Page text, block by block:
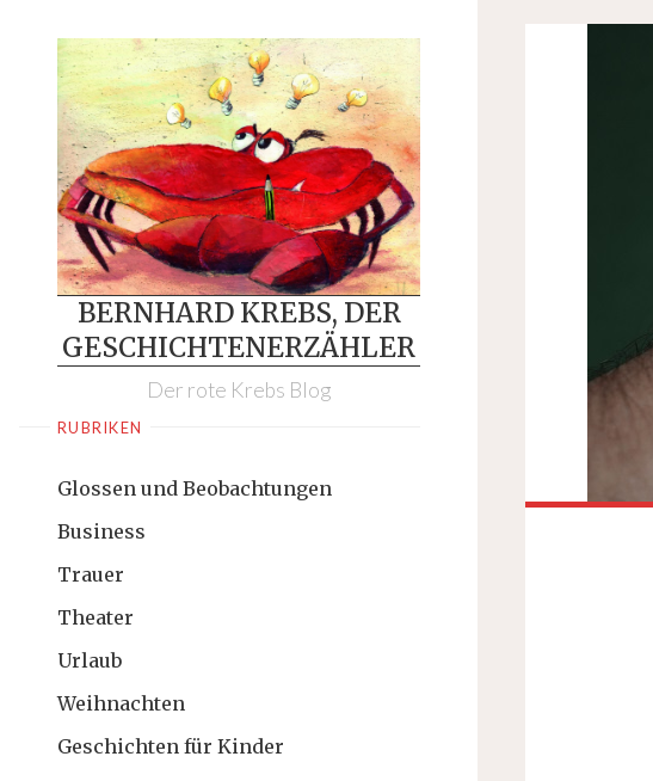
content
BERNHARD KREBS, DER
GESCHICHTENERZÄHLER
Der rote Krebs Blog
RUBRIKEN
Glossen und Beobachtungen
Business
Trauer
Theater
Urlaub
Weihnachten
Geschichten für Kinder